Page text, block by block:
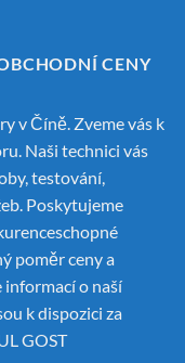
CENY
v Číně. Zveme vás k
Naši technici vás
testování,
Poskytujeme
poměr ceny a
o naší
k dispozici za
GOST